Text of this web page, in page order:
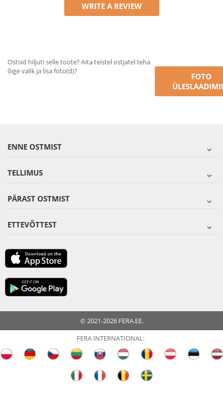
WRITE A REVIEW
Ostsid hiljuti selle toote? Aita teistel ostjatel teha
õige valik ja lisa foto(d)?
FOTO
ENNE OSTMIST
TELLIMUS
PÄRAST OSTMIST
ETTEVÕTTEST
© 2021-2026 FERA.EE.
FERA INTERNATIONAL: